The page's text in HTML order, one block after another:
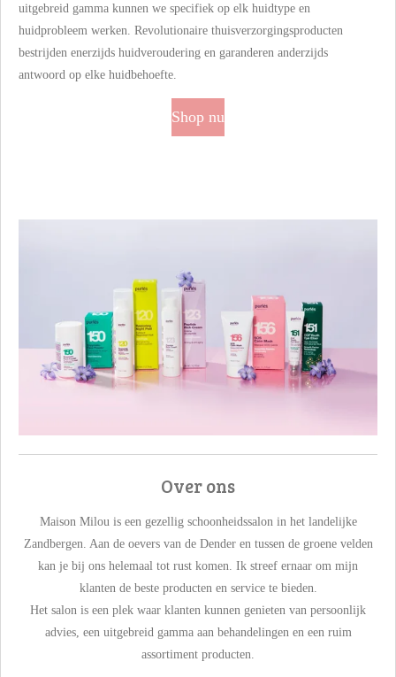
uitgebreid gamma kunnen we specifiek op elk huidtype en
huidprobleem werken. Revolutionaire thuisverzorgingsproducten
bestrijden enerzijds huidveroudering en garanderen anderzijds
antwoord op elke huidbehoefte.
Shop nu
Over ons
Maison Milou is een gezellig schoonheidssalon in het landelijke
Zandbergen. Aan de oevers van de Dender en tussen de groene velden
kan je bij ons helemaal tot rust komen. Ik streef ernaar om mijn
klanten de beste producten en service te bieden.
Het salon is een plek waar klanten kunnen genieten van persoonlijk
advies, een uitgebreid gamma aan behandelingen en een ruim
assortiment producten.